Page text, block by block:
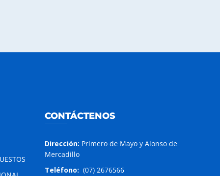
CONTÁCTENOS
Dirección: Primero de Mayo y Alonso de
Mercadillo
Teléfono: (07) 2676566